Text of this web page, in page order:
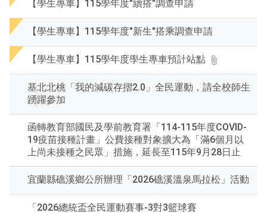
【學生專車】115學年度"續搭"調查申請
【學生專車】115學年度"新生"搭乘調查申請
【學生專車】115學年度學生專車預計站點
基北北桃「我的減碳存摺2.0」全民運動，請全校師生
踴躍參加
函轉教育部國民及學前教育署「114-115年度COVID-
19疫苗接種計畫」公費接種對象擴大為「滿6個月以
上尚未接種之民眾」措施，延長至115年9月28日止
宜蘭縣礁溪鄉公所辦理「2026礁溪溫泉馬拉松」活動
「2026總統盃全民運動賽事-3對3籃球賽